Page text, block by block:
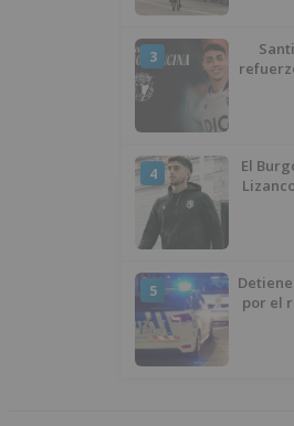
3
4
El
5
por el